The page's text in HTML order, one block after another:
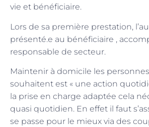
vie et bénéficiaire.
Lors de sa première prestation,
présenté.e au bénéficiaire ,
responsable de secteur.
Maintenir à domicile les
souhaitent est « une action
la prise en charge adaptée cela
quasi quotidien. En effet il faut
se passe pour le mieux via des